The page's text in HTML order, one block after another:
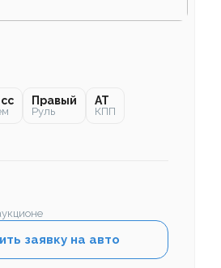
Правый
Руль
AT
КПП
заявку на авто